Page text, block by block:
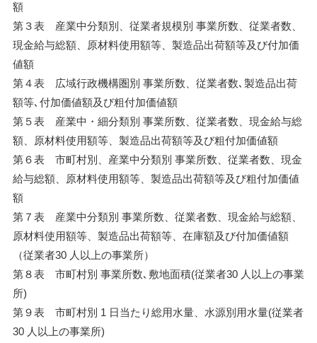
額
第３表 産業中分類別、従業者規模別 事業所数、従業者数、
現金給与総額、原材料使用額等、製造品出荷額等及び付加価
値額
第４表 広域行政機構圏別 事業所数、従業者数､製造品出荷
額等､付加価値額及び粗付加価値額
第５表 産業中・細分類別 事業所数、従業者数、現金給与総
額、原材料使用額等、製造品出荷額等及び粗付加価値額
第６表 市町村別、産業中分類別 事業所数、従業者数、現金
給与総額、原材料使用額等、製造品出荷額等及び粗付加価値
額
第７表 産業中分類別 事業所数、従業者数、現金給与総額、
原材料使用額等、製造品出荷額等、在庫額及び付加価値額
（従業者30 人以上の事業所）
第８表 市町村別 事業所数､敷地面積(従業者30 人以上の事業
所)
第９表 市町村別 1 日当たり総用水量、水源別用水量(従業者
30 人以上の事業所)